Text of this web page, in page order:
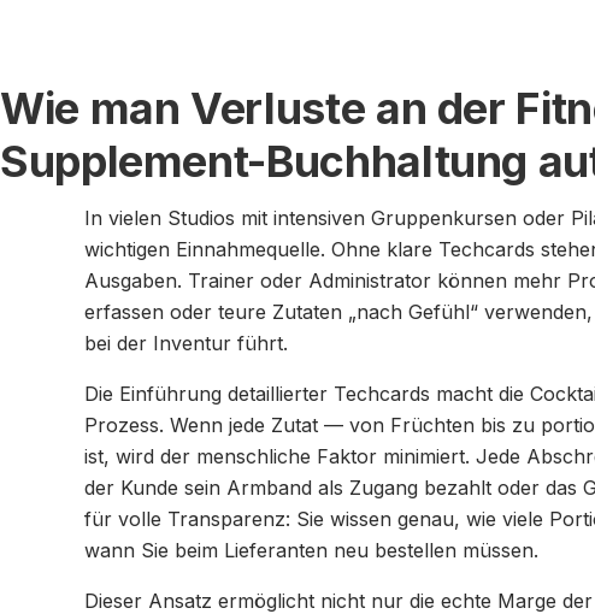
Wie man Verluste an der
Supplement-Buchhaltung
In vielen Studios mit intensiven Gruppenkursen oder
wichtigen Einnahmequelle. Ohne klare Techcards
Ausgaben. Trainer oder Administrator können mehr
erfassen oder teure Zutaten „nach Gefühl“
bei der Inventur führt.
Die Einführung detaillierter Techcards macht die
Prozess. Wenn jede Zutat — von Früchten bis zu
ist, wird der menschliche Faktor minimiert. Jede
der Kunde sein Armband als Zugang bezahlt oder das
für volle Transparenz: Sie wissen genau, wie viele
wann Sie beim Lieferanten neu bestellen müssen.
Dieser Ansatz ermöglicht nicht nur die echte Marge